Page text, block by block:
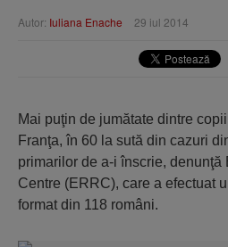
Autor: Iuliana Enache 29 iul 2014
Mai puţin de jumătate dintre
Franţa, în 60 la sută din cazuri
primarilor de a-i înscrie,
Centre (ERRC), care a efectuat
format din 118 români.